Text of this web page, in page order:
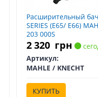
Расширительный
SERIES (E65/ E66)
203 000S
2 320 грн
Артикул:
MAHLE / KNECHT
КУПИТЬ